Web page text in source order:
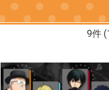
9件